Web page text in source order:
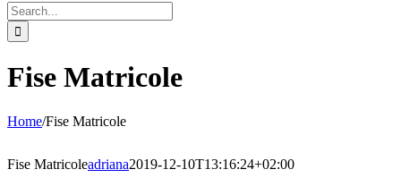
Search
for:
Fise Matricole
Home/Fise Matricole
Fise Matricoleadriana2019-12-10T13:16:24+02:00